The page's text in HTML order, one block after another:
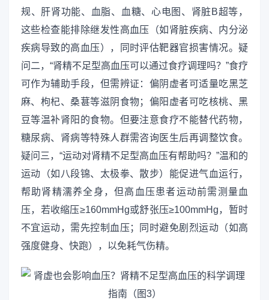
规、肝肾功能、血脂、血糖、心电图、肾脏B超等，
这些检查能排除继发性高血压（如肾脏疾病、内分泌
疾病导致的高血压），同时评估靶器官损害情况。疑
问二，“肾精不足型高血压可以通过食疗调理吗？”食疗
可作为辅助手段，但需辨证：偏阴虚者可适量吃黑芝
麻、枸杞、桑葚等滋阴食物；偏阳虚者可吃核桃、黑
豆等温补肾阳的食物。但要注意食疗不能替代药物，
糖尿病、肾病等特殊人群需咨询医生后再调整饮食。
疑问三，“运动对肾精不足型高血压有帮助吗？”温和的
运动（如八段锦、太极拳、散步）能促进气血运行，
帮助肾精濡养全身，但高血压患者运动前需测量血
压，若收缩压≥160mmHg或舒张压≥100mmHg，暂时
不宜运动，需先控制血压；同时避免剧烈运动（如高
强度健身、快跑），以免耗气伤精。